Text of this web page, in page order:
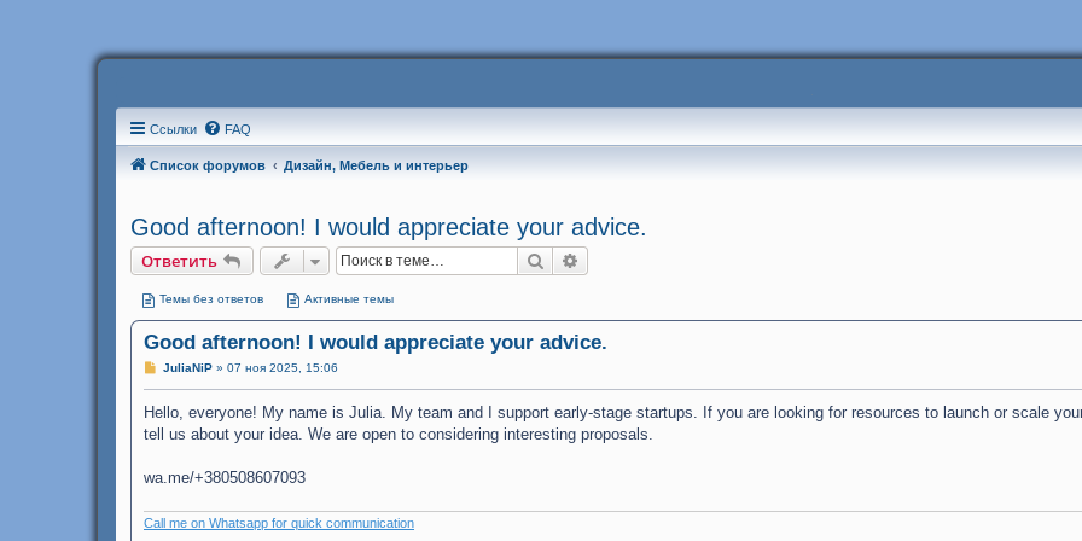
Ссылки FAQ
Список форумов Дизайн, Мебель и интерьер
Good afternoon! I would appreciate your advice.
Ответить Поиск
Темы без ответов Активные темы
Good afternoon! I would appreciate your advice.
С
б
е
е
JuliaNiP» 07 ноя 2025, 15:06
Hello, everyone! My name is Julia. My team and I support early-stage startups. If you are looking for resources to launch or scale
tell us about your idea. We are open to considering interesting proposals.
wa.me/+380508607093
Call me on Whatsapp for quick communication